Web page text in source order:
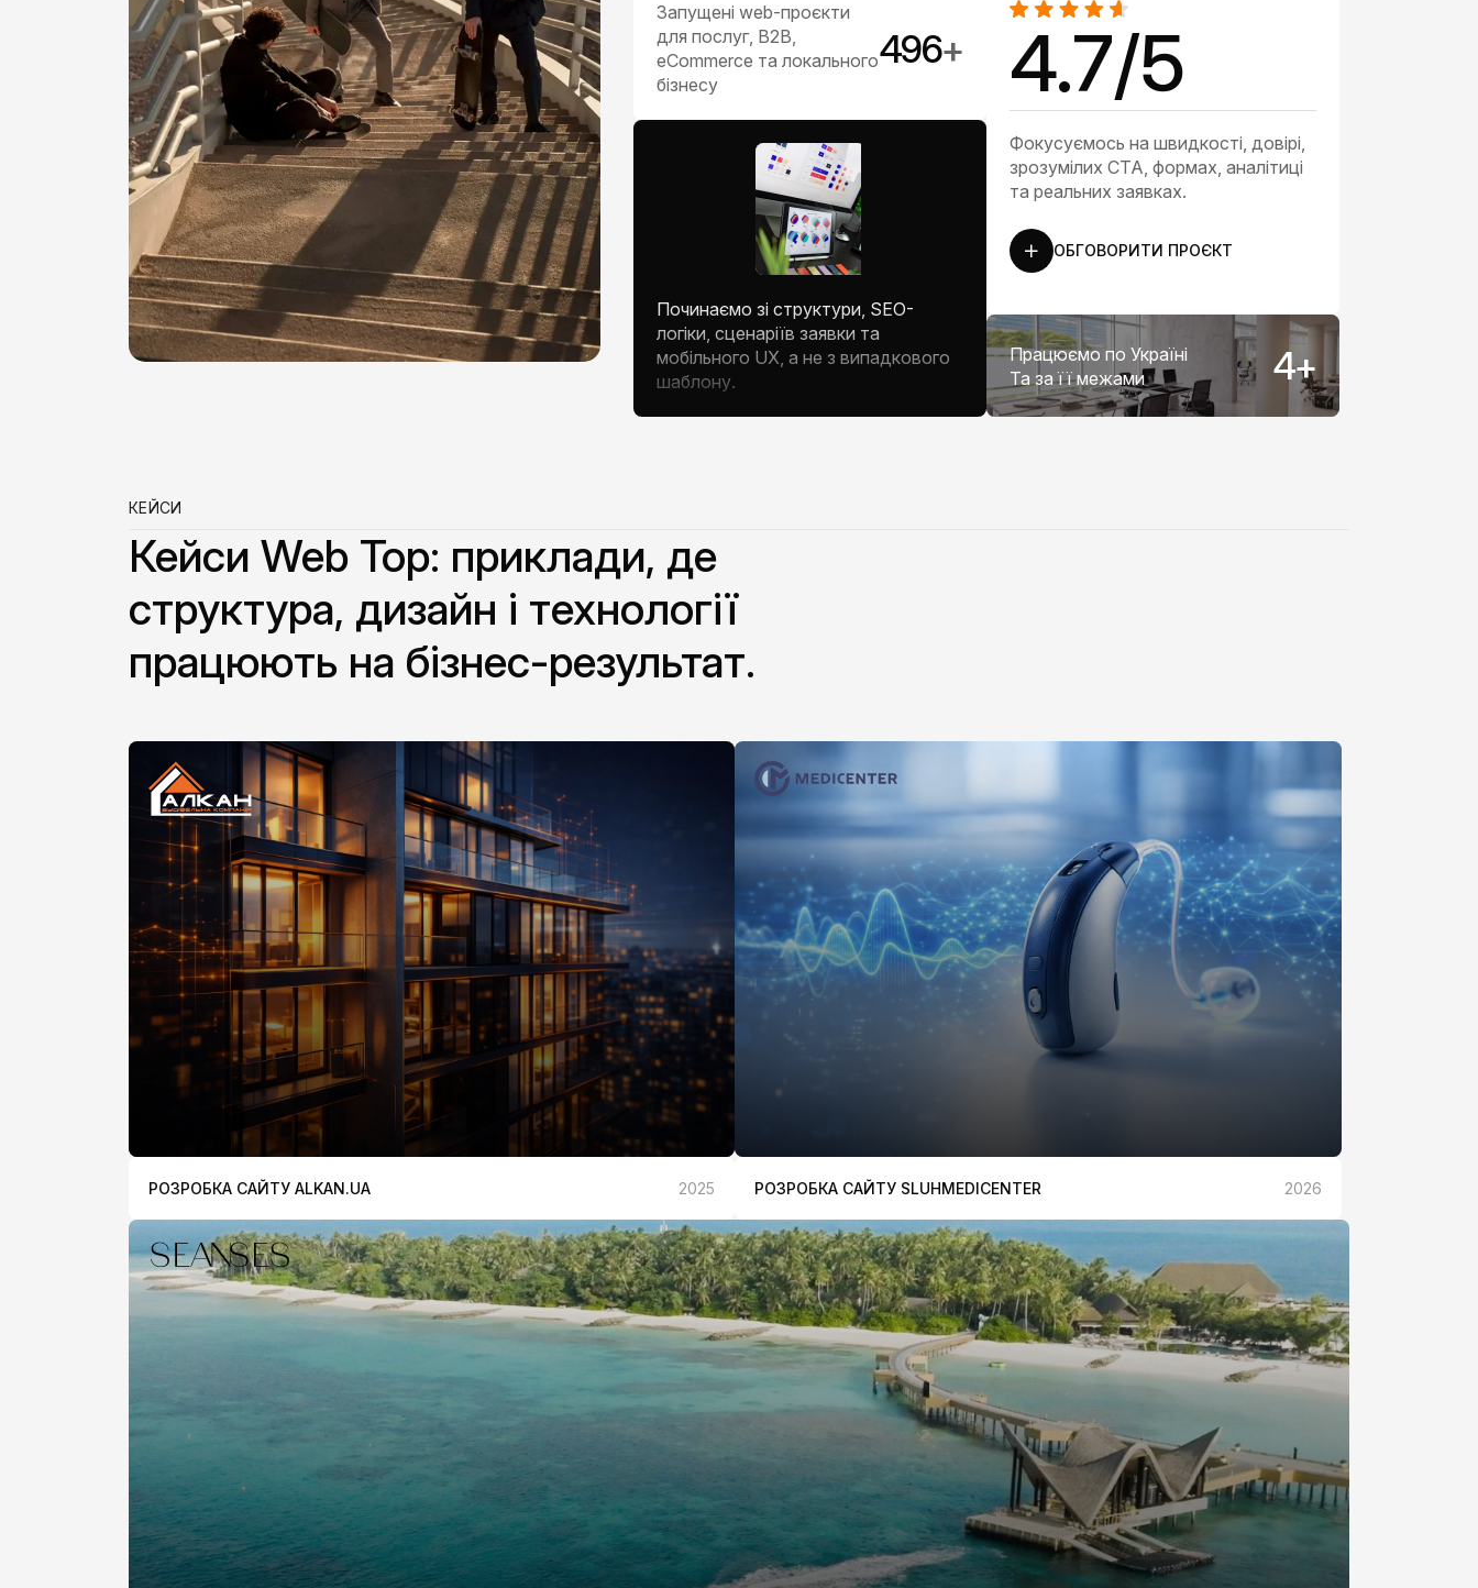
Запущені web-проєкти
для послуг, B2B,
eCommerce та
локального бізнесу
500+
Починаємо зі структури, SEO-
логіки, сценаріїв заявки та
мобільного UX, а не з випадкового
шаблону.
4.7/5
Фокусуємось на швидкості, довірі,
зрозумілих CTA, формах, аналітиці
та реальних заявках.
ОБГОВОРИТИ ПРОЄКТ
Працюємо по Україні
Та за її межами
5+
КЕЙСИ
Кейси Web Top: приклади, де
структура, дизайн і технології
працюють на бізнес-результат.
РОЗРОБКА САЙТУ ALKAN.UA 2025 РОЗРОБКА САЙТУ SLUHMEDICENTER 2026